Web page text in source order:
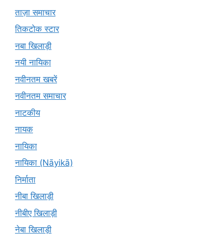
ताज़ा समाचार
तिकटोक स्टार
नबा खिलाड़ी
नयी नायिका
नवीनतम खबरें
नवीनतम समाचार
नाटकीय
नायक
नायिका
नायिका (Nāyikā)
निर्माता
नीबा खिलाड़ी
नीबीए खिलाड़ी
नेबा खिलाड़ी